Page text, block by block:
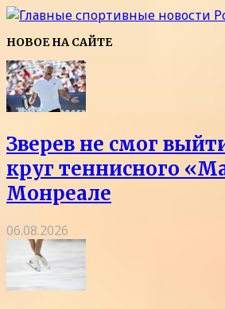
НОВОЕ НА САЙТЕ
Зверев не смог
круг теннисного
Монреале
06.08.2026